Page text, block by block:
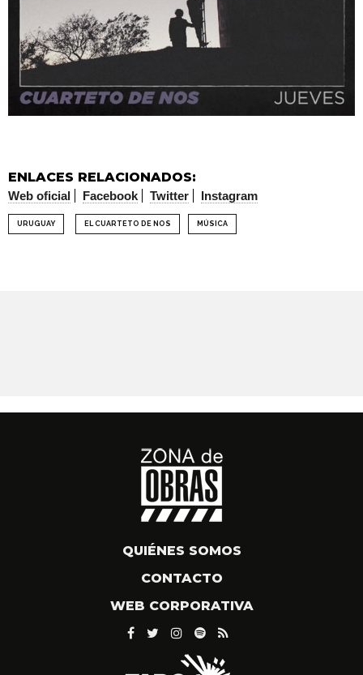
ENLACES RELACIONADOS:
Web oficial Facebook Twitter Instagram
URUGUAY EL CUARTETO DE NOS MÚSICA
QUIÉNES SOMOS
CONTACTO
WEB CORPORATIVA